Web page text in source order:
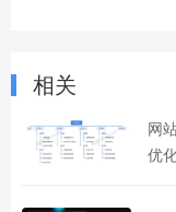
相关
网
优